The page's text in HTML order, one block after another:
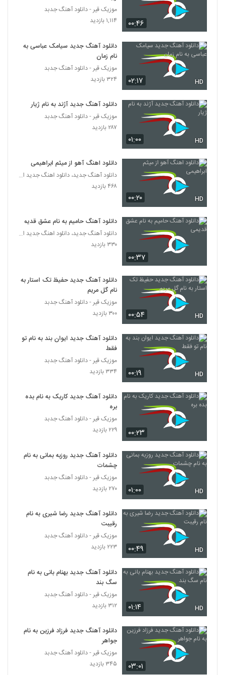
58
موزیک زیبای یار یار از علی بهراد
۱,۴۸۱ بازدید
حمید اصغری آهنگ جوابه
۶۸۲ بازدید
دانلود آهنگ سهیل رحمانی یه چی بگم
61
امیرحسین افتخاری آهنگ حال پریشون
۱,۲۳۹ بازدید
عمران طاهری آهنگ کیفم کوکه
64
Jami Velgard)
65
Vahid Nasertorabi Az Daste To Ey
Yar
مهدی ماهان آهنگ جون منی
67
دانلود آهنگ جدید و زیبای مازیار فلاحی با نام
بگو برو
صالح رضایی آهنگ عشق دو روزه
۸۰۴ بازدید
موزیک زیبای تموم شدم از حجت درولی
70
آهنگ مهرداد عجمی بنام خیالی نیست
دانلود آهنگ سیاوش پالاهنگ عاشق تو
۱,۵۰۰ بازدید
دانلود آهنگ مصطفی تفتیش شاه دوماد
(Mostafa Taftish Shah Doomad)
۲,۳۳۰ بازدید
73
دانلود آهنگ حالم خرابه از کیان درویش به
همراه متن ترانه
آهنگ سعید آسایش بنام نیمه گمشده
۰۰:۴۶
موزیک قیر - دانلود آهنگ جدبد
۱,۱۱۴ بازدید
۰۲:۱۷ HD
دانلود آهنگ جدید سیامک عباسی به
نام زمان
موزیک قیر - دانلود آهنگ جدبد
۳۲۴ بازدید
۰۱:۰۰ HD
دانلود آهنگ جدید آژند به نام ژیار
موزیک قیر - دانلود آهنگ جدبد
۲۸۷ بازدید
۰۰:۲۰ HD
دانلود اهنگ آهو از میثم ابراهیمی
دانلود آهنگ جدید، دانلود اهنگ جدید ایرانی
۴۶۸ بازدید
۰۰:۳۷
دانلود آهنگ حامیم به نام عشق قدیمی
دانلود آهنگ جدید، دانلود اهنگ جدید ایرانی
۳۳۰ بازدید
۰۰:۵۴ HD
دانلود آهنگ جدید حفیظ تک استار به
نام گل مریم
موزیک قیر - دانلود آهنگ جدبد
۳۰۰ بازدید
۰۰:۱۹ HD
دانلود آهنگ جدید ایوان بند به نام تو
فقط
موزیک قیر - دانلود آهنگ جدبد
۳۳۴ بازدید
۰۰:۲۳
دانلود آهنگ جدید کاریک به نام بده
بره
موزیک قیر - دانلود آهنگ جدبد
۲۲۹ بازدید
۰۱:۰۰ HD
دانلود آهنگ جدید روزبه بمانی به نام
چشمات
موزیک قیر - دانلود آهنگ جدبد
۲۷۰ بازدید
۰۰:۴۹ HD
دانلود آهنگ جدید رضا شیری به نام
رقیبت
موزیک قیر - دانلود آهنگ جدبد
۲۲۳ بازدید
۰۱:۱۴ HD
دانلود آهنگ جدید بهنام بانی به نام
سگ بند
موزیک قیر - دانلود آهنگ جدبد
۳۱۲ بازدید
۰۳:۰۱
دانلود آهنگ جدید فرزاد فرزین به نام
جواهر
موزیک قیر - دانلود آهنگ جدبد
۳۴۵ بازدید